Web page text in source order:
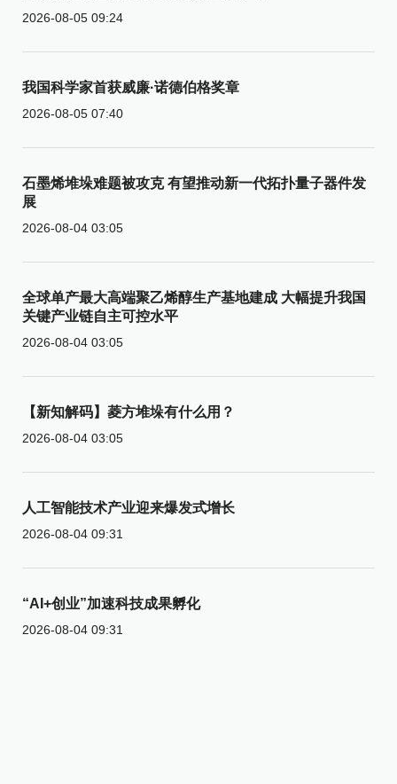
2026-08-05 09:24
我国科学家首获威廉·诺德伯格奖章
2026-08-05 07:40
石墨烯堆垛难题被攻克 有望推动新一代拓扑量子器件发
展
2026-08-04 03:05
全球单产最大高端聚乙烯醇生产基地建成 大幅提升我国
关键产业链自主可控水平
2026-08-04 03:05
【新知解码】菱方堆垛有什么用？
2026-08-04 03:05
人工智能技术产业迎来爆发式增长
2026-08-04 09:31
“AI+创业”加速科技成果孵化
2026-08-04 09:31